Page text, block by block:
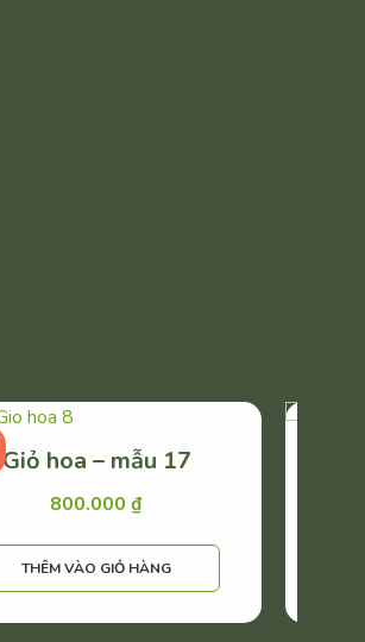
Giỏ hoa – mẫu 17
800.000₫
THÊM VÀO GIỎ HÀNG